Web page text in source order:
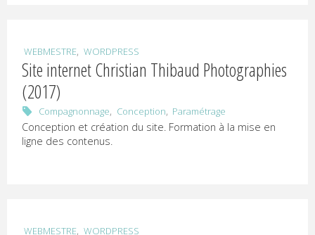
E
numériques
WEBMESTRE, WORDPRESS
Site internet Christian Thibaud Photographies
(2017)
Compagnonnage, Conception, Paramétrage
Conception et création du site. Formation à la mise en
ligne des contenus.
WEBMESTRE, WORDPRESS